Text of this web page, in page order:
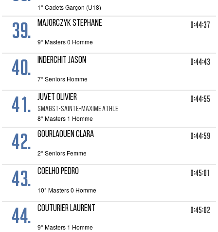
1° Cadets Garçon (U18)
39. MAJORCZYK STEPHANE 0:44:37
9° Masters 0 Homme
40. INDERCHIT JASON 0:44:43
7° Seniors Homme
41. JUVET OLIVIER
SMAGST-SAINTE-MAXIME ATHLE
0:44:55
8° Masters 1 Homme
42. GOURLAOUEN CLARA 0:44:59
2° Seniors Femme
43. COELHO PEDRO 0:45:01
10° Masters 0 Homme
44. COUTURIER LAURENT 0:45:02
9° Masters 1 Homme